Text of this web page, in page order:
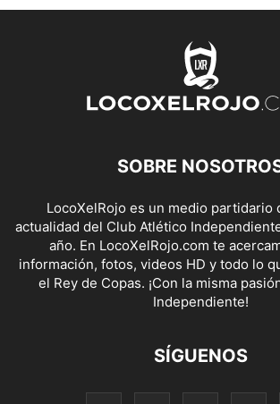
SOBRE
LocoXelRojo es un medio partidario
actualidad del Club Atlético
año. En LocoXelRojo.com te
información, fotos, videos HD y todo lo
el Rey de Copas. ¡Con la misma
Independiente!
SÍGUENOS